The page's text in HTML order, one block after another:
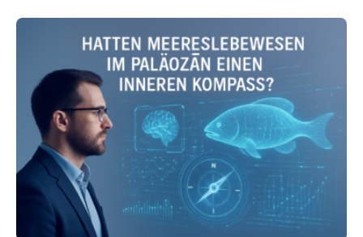
Meeresboden die Eisenverfügbarkeit und den globalen
Stoffkreislauf im Ozean prägen. Die Überblicksstudie
mit dem Titel „Iron’s Irony“ ist in Communications Earth
& Environment erschienen. Die Studie fasst bestehende
Forschungsergebnisse zusammen und interpretiert sie
neu, um zu erklären, wie Eisen, das aus hydrothermalen
Systemen freigesetzt wird, über ganze Ozeanbecken
transportiert werden kann. „Das…